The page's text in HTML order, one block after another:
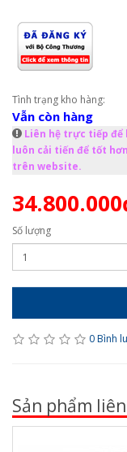
Tình trạng kho hàng:
Vẫn còn hàng
Liên hệ trực tiếp
luôn cải tiến để tốt
trên website.
Số lượng
0 Bình
Sản phẩm